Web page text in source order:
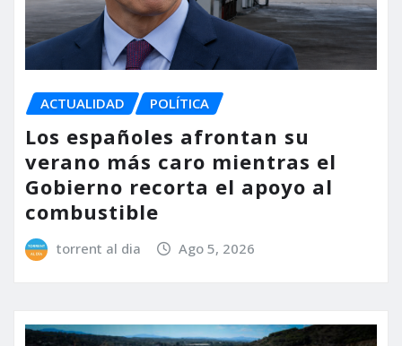
ACTUALIDAD POLÍTICA
Los españoles afrontan su
verano más caro mientras el
Gobierno recorta el apoyo al
combustible
torrent al dia Ago 5, 2026